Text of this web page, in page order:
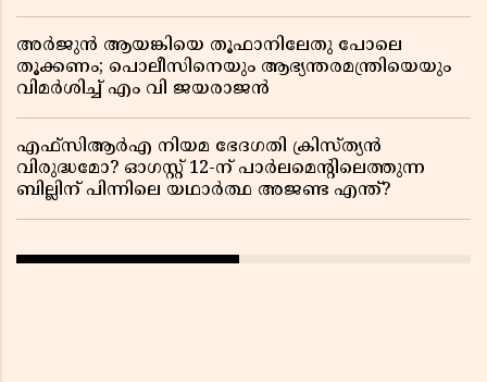
അർജുൻ ആയങ്കിയെ തൂഫാനിലേതു പോലെ
തൂക്കണം; പൊലീസിനെയും ആഭ്യന്തരമന്ത്രിയെയും
വിമർശിച്ച് എം വി ജയരാജൻ
എഫ്സിആർഎ നിയമ ഭേദഗതി ക്രിസ്ത്യൻ
വിരുദ്ധമോ? ഓഗസ്റ്റ് 12-ന് പാർലമെന്റിലെത്തുന്ന
ബില്ലിന് പിന്നിലെ യഥാർത്ഥ അജണ്ട എന്ത്?